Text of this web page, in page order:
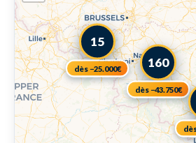
15
dès −25.000€ 160
dès −43.750€